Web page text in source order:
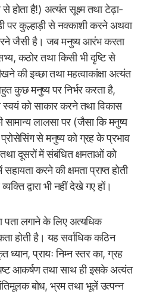
होता है!) अत्यंत सूक्ष्म तथा टेढ़ा-
पर कुल्हाड़ी से नक्काशी करने अथवा
जैसी है। जब मनुष्य आरंभ करता
कठोर तथा किसी भी दृष्टि से
की इच्छा तथा महत्वाकांक्षा अत्यंत
कुछ मनुष्य पर निर्भर करता है,
को साकार करने तथा विकास
लालसा पर (जैसा कि मनुष्य
से मनुष्य को ग्रह के प्रभाव
तथा दूसरों में संबंधित क्षमताओं को
करने की क्षमता प्राप्त होती
द्वारा भी नहीं देखे गए हों।
पता लगाने के लिए अत्यधिक
होती है। यह सर्वाधिक कठिन
ध्यान, प्रायः निम्न स्तर का, ग्रह
आकर्षण तथा साथ ही इसके अत्यंत
बोध, भ्रम तथा भूलें उत्पन्न